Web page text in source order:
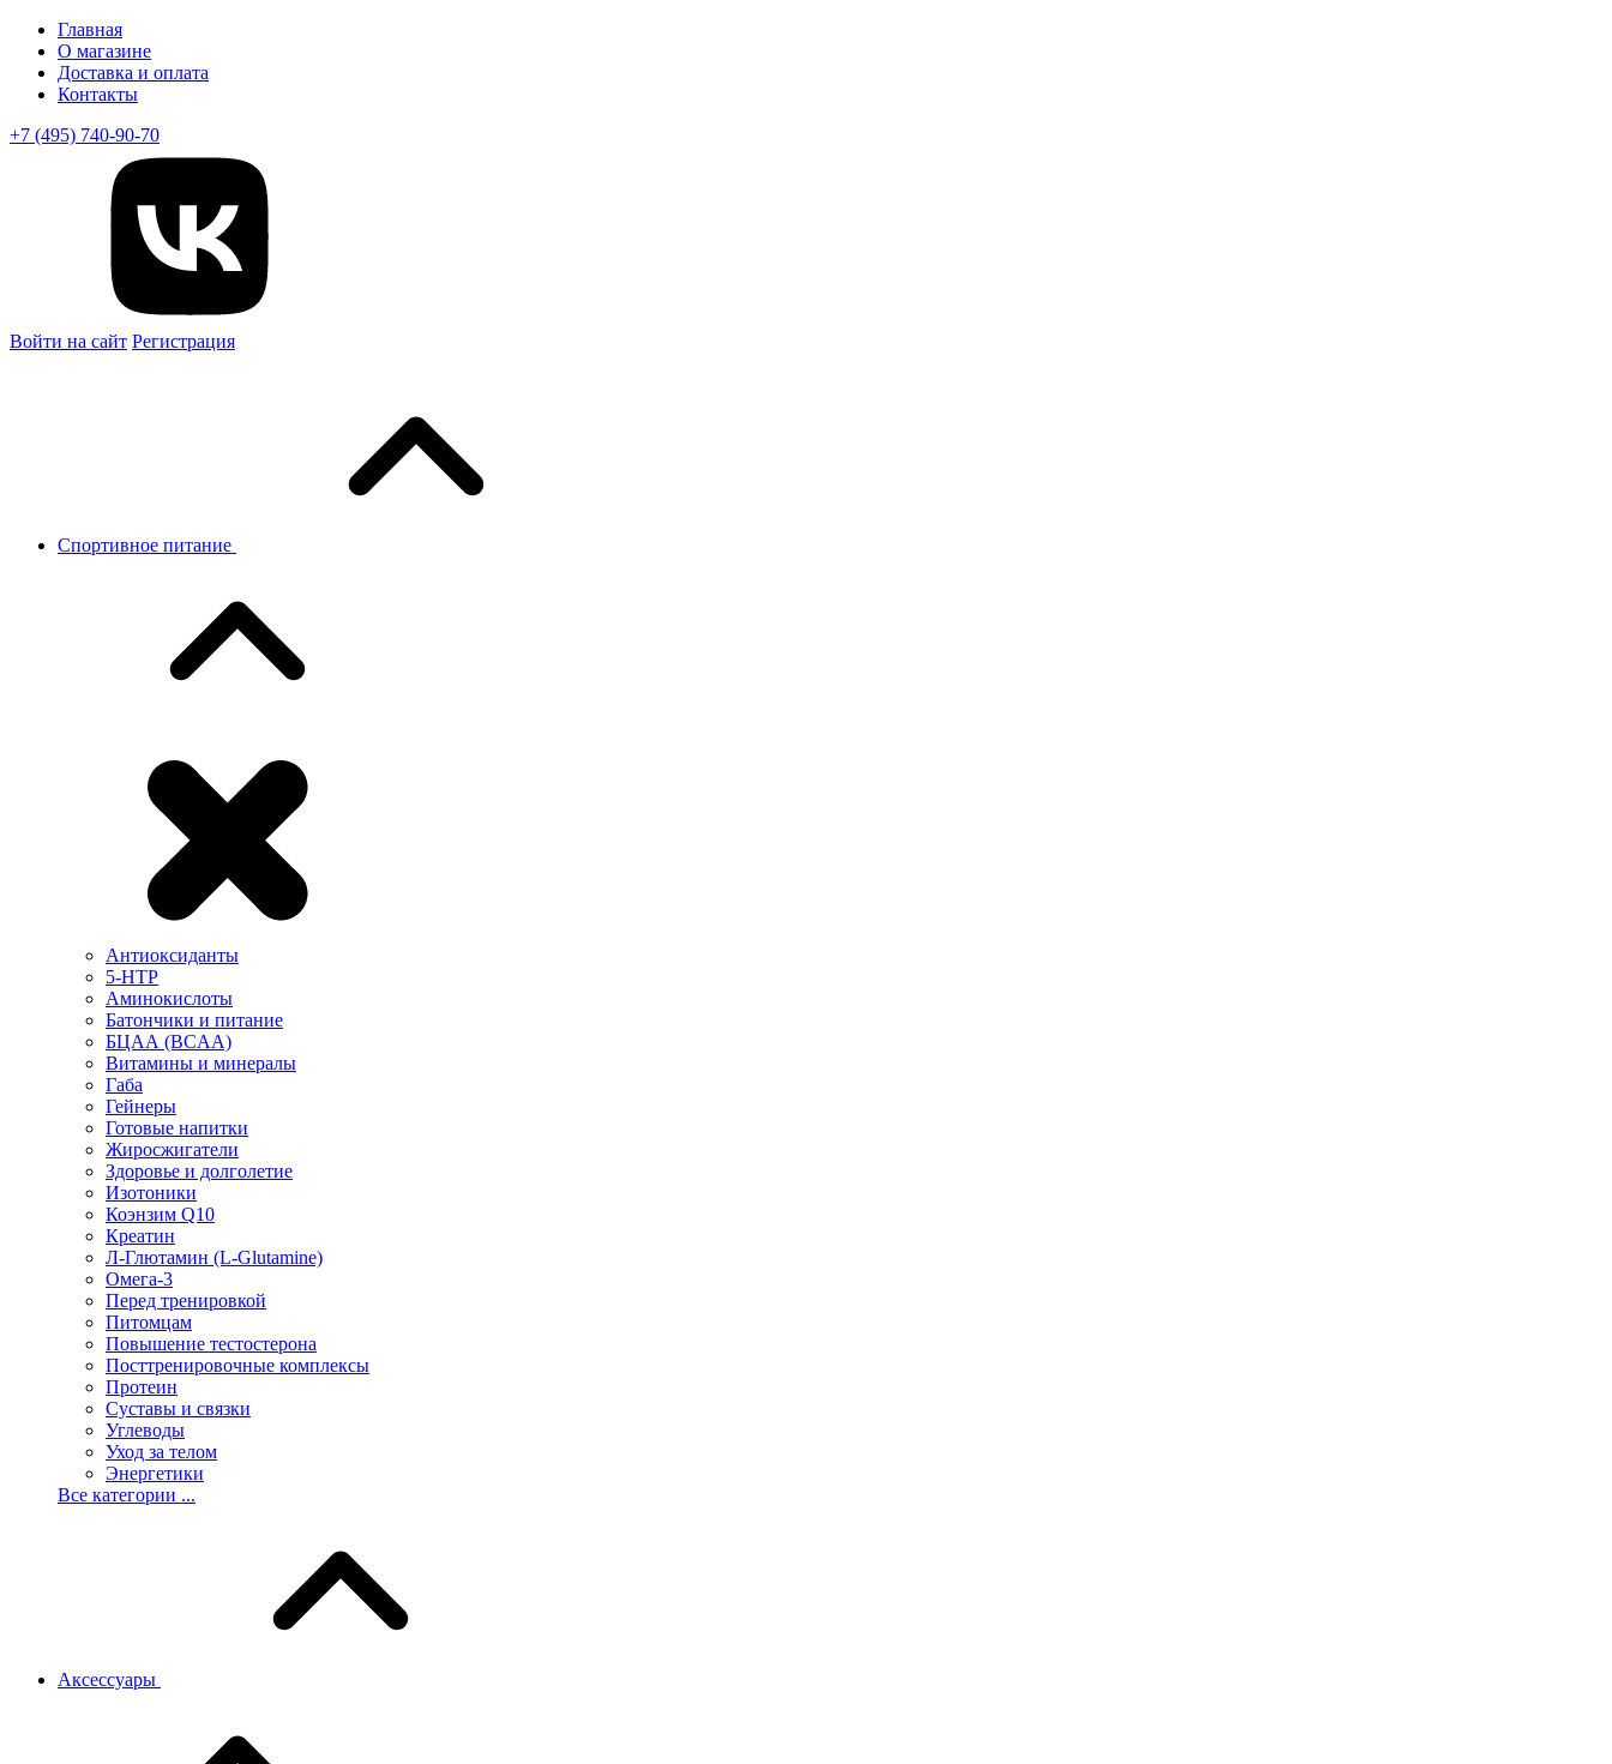
Главная
О магазине
Доставка и оплата
Контакты
+7 (495) 740-90-70
Войти на сайт Регистрация
Спортивное питание
Антиоксиданты
5-HTP
Аминокислоты
Батончики и питание
БЦАА (BCAA)
Витамины и минералы
Габа
Гейнеры
Готовые напитки
Жиросжигатели
Здоровье и долголетие
Изотоники
Коэнзим Q10
Креатин
Л-Глютамин (L-Glutamine)
Омега-3
Перед тренировкой
Питомцам
Повышение тестостерона
Посттренировочные комплексы
Протеин
Суставы и связки
Углеводы
Уход за телом
Энергетики
Все категории ...
Аксессуары